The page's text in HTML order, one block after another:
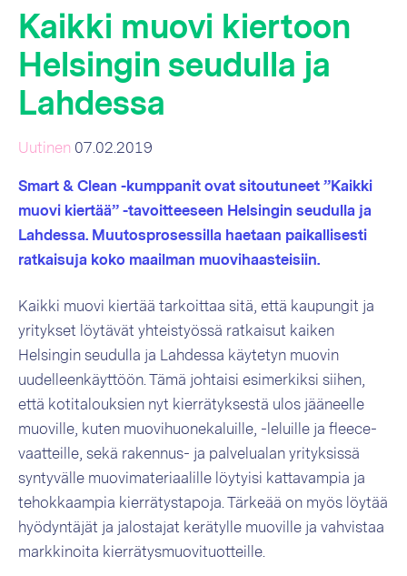
Kaikki muovi kiertoon
Helsingin seudulla ja
Lahdessa
Uutinen 07.02.2019
Smart & Clean -kumppanit ovat sitoutuneet ”Kaikki
muovi kiertää” -tavoitteeseen Helsingin seudulla ja
Lahdessa. Muutosprosessilla haetaan paikallisesti
ratkaisuja koko maailman muovihaasteisiin.
Kaikki muovi kiertää tarkoittaa sitä, että kaupungit ja
yritykset löytävät yhteistyössä ratkaisut kaiken
Helsingin seudulla ja Lahdessa käytetyn muovin
uudelleenkäyttöön. Tämä johtaisi esimerkiksi siihen,
että kotitalouksien nyt kierrätyksestä ulos jääneelle
muoville, kuten muovihuonekaluille, -leluille ja fleece-
vaatteille, sekä rakennus- ja palvelualan yrityksissä
syntyvälle muovimateriaalille löytyisi kattavampia ja
tehokkaampia kierrätystapoja. Tärkeää on myös löytää
hyödyntäjät ja jalostajat kerätylle muoville ja vahvistaa
markkinoita kierrätysmuovituotteille.